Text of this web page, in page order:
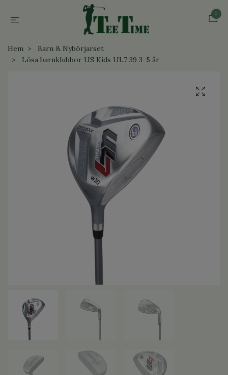
0
Hem
Barn & Nybörjarset
Lösa barnklubbor US Kids UL7 39 3-5 år